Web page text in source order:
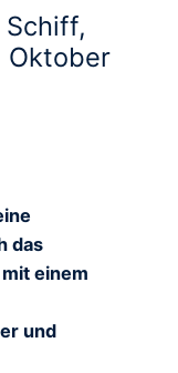
Oktober
das
einem
und